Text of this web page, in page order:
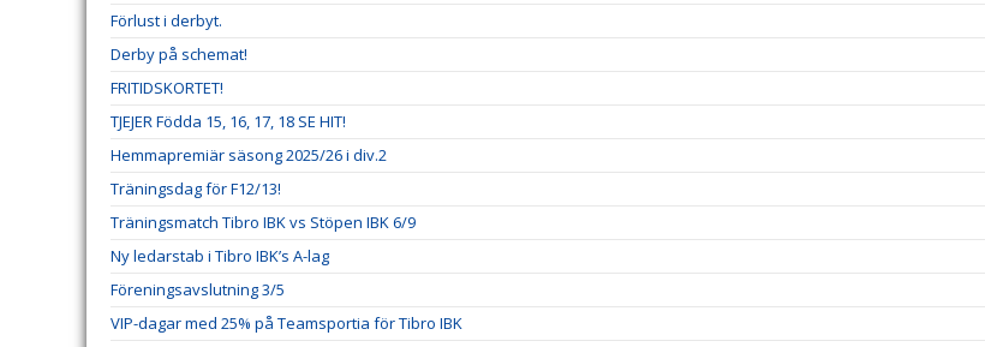
Förlust i derbyt.
Derby på schemat!
FRITIDSKORTET!
TJEJER Födda 15, 16, 17, 18 SE HIT!
Hemmapremiär säsong 2025/26 i div.2
Träningsdag för F12/13!
Träningsmatch Tibro IBK vs Stöpen IBK 6/9
Ny ledarstab i Tibro IBK’s A-lag
Föreningsavslutning 3/5
VIP-dagar med 25% på Teamsportia för Tibro IBK